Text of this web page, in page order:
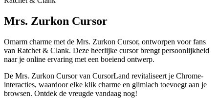
Mrs. Zurkon Cursor
Omarm charme met de Mrs. Zurkon Cursor, ontworpen voor fans
van Ratchet & Clank. Deze heerlijke cursor brengt persoonlijkheid
naar je online ervaring met een boeiend ontwerp.
De Mrs. Zurkon Cursor van CursorLand revitaliseert je Chrome-
interacties, waardoor elke klik charme en glimlach toevoegt aan je
browsen. Ontdek de vreugde vandaag nog!